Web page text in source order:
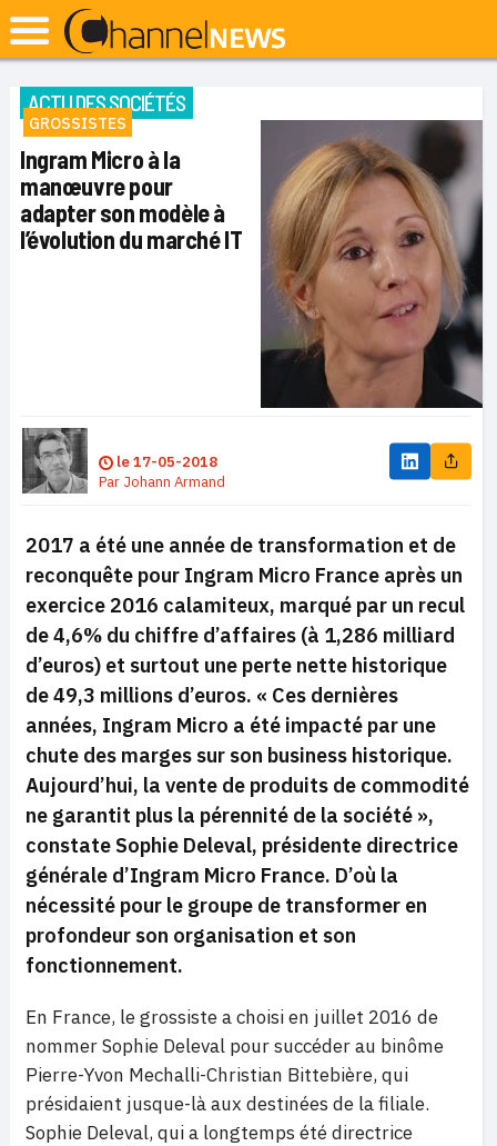
ACTU DES SOCIÉTÉS
GROSSISTES
Ingram Micro à la
manœuvre pour
adapter son modèle à
l’évolution du marché IT
le17-05-2018
Par Johann Armand
2017 a été une année de transformation et de
reconquête pour Ingram Micro France après un
exercice 2016 calamiteux, marqué par un recul
de 4,6% du chiffre d’affaires (à 1,286 milliard
d’euros) et surtout une perte nette historique
de 49,3 millions d’euros. « Ces dernières
années, Ingram Micro a été impacté par une
chute des marges sur son business historique.
Aujourd’hui, la vente de produits de commodité
ne garantit plus la pérennité de la société »,
constate Sophie Deleval, présidente directrice
générale d’Ingram Micro France. D’où la
nécessité pour le groupe de transformer en
profondeur son organisation et son
fonctionnement.
En France, le grossiste a choisi en juillet 2016 de
nommer Sophie Deleval pour succéder au binôme
Pierre-Yvon Mechalli-Christian Bittebière, qui
présidaient jusque-là aux destinées de la filiale.
Sophie Deleval, qui a longtemps été directrice